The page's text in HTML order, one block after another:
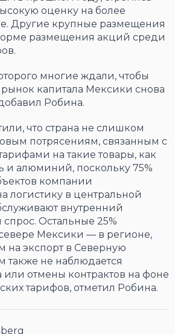
оценку на более
Другие крупные размещения
размещения акций среди
многие ждали, чтобы
рынок капитала Мексики снова
Робина.
что страна не слишком
потрясениям, связанным с
на такие товары, как
и алюминий, поскольку 75%
компании
логистику в центральной
внутренний
Остальные 25%
Мексики — в регионе,
на экспорт в Северную
также не наблюдается
отмены контрактов на фоне
тарифов, отметил Робина.